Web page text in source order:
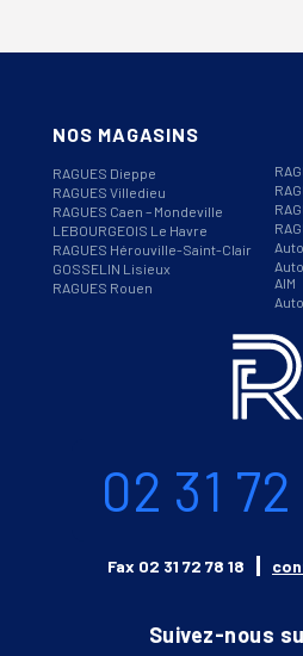
NOS MAGASINS
RAGUES Dieppe
RAGUES Villedieu
RAGUES Caen – Mondeville
LEBOURGEOIS Le Havre
RAGUES Hérouville-Saint-Clair
GOSSELIN Lisieux
RAGUES Rouen
AIM
02 31
Fax 02 31 72 78 18 Email
Suivez-nous